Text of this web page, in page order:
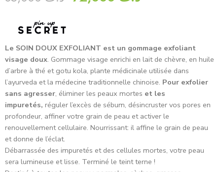
Le SOIN DOUX EXFOLIANT est un gommage exfoliant
visage doux. Gommage visage enrichi en lait de chèvre, en huile
d’arbre à thé et gotu kola, plante médicinale utilisée dans
l’ayurveda et la médecine traditionnelle chinoise. Pour exfolier
sans agresser, éliminer les peaux mortes et les
impuretés, réguler l’excès de sébum, désincruster vos pores en
profondeur, affiner votre grain de peau et activer le
renouvellement cellulaire. Nourrissant: il affine le grain de peau
et donne de l’éclat.
Débarrassée des impuretés et des cellules mortes, votre peau
sera lumineuse et lisse. Terminé le teint terne !